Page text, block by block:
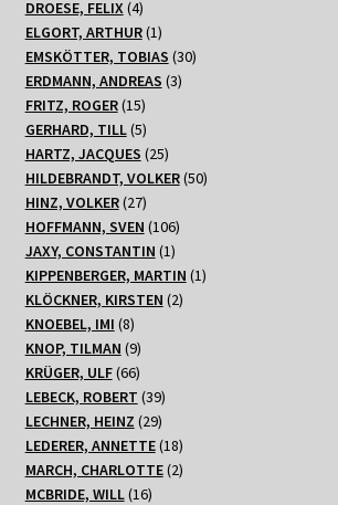
DROESE, FELIX 44
Produkte
ELGORT, ARTHUR 11
Produkt
EMSKÖTTER, TOBIAS 3030
ERDMANN, ANDREAS 33
FRITZ, ROGER 1515
Produkte
GERHARD, TILL 55
Produkte
HARTZ, JACQUES 2525
Produkte
HILDEBRANDT, VOLKER 5050
HINZ, VOLKER 2727
Produkte
HOFFMANN, SVEN 106106
Produkte
JAXY, CONSTANTIN 11
Produkt
KIPPENBERGER, MARTIN 11
KLÖCKNER, KIRSTEN 22
KNOEBEL, IMI 88
Produkte
KNOP, TILMAN 99
Produkte
KRÜGER, ULF 6666
Produkte
LEBECK, ROBERT 3939
Produkte
LECHNER, HEINZ 2929
Produkte
LEDERER, ANNETTE 1818
Produkte
MARCH, CHARLOTTE 22
MCBRIDE, WILL 1616